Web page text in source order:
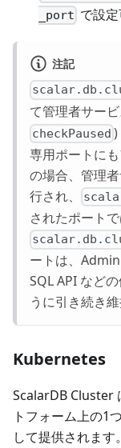
_port で設
注記
て管理者サー
checkPaused
専用ポートに
の場合、管理
行され、
されたポート
ートは、
SQL API など
うに引き続き
Kubernetes
ScalarDB Cluster
トフォーム上の1
して提供されま